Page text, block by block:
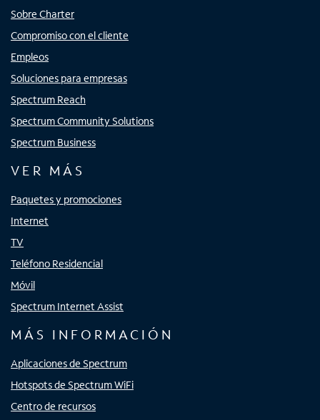
Sobre Charter
Compromiso con el cliente
Empleos
Soluciones para empresas
Spectrum Reach
Spectrum Community Solutions
Spectrum Business
VER MÁS
Paquetes y promociones
Internet
TV
Teléfono Residencial
Móvil
Spectrum Internet Assist
MÁS INFORMACIÓN
Aplicaciones de Spectrum
Hotspots de Spectrum WiFi
Centro de recursos